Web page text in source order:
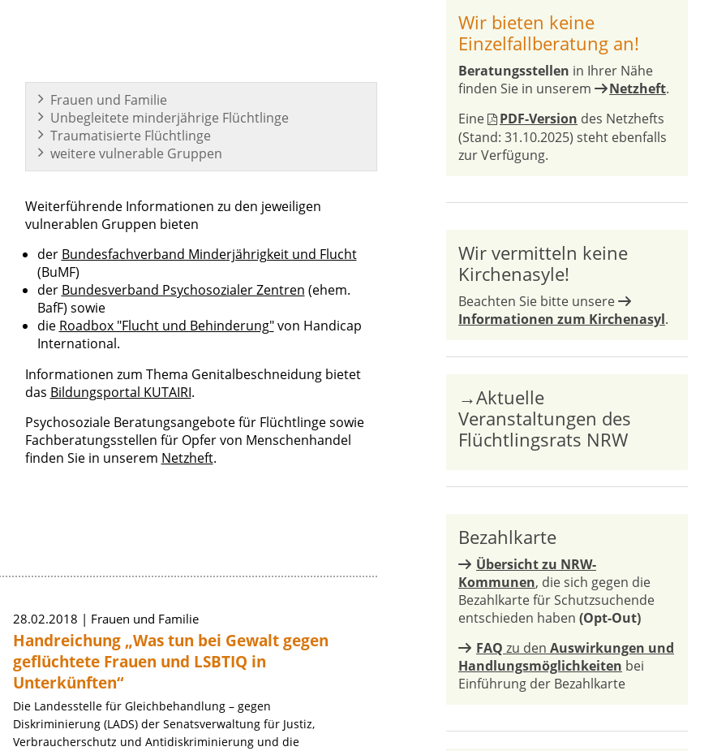
Frauen und Familie
Unbegleitete minderjährige Flüchtlinge
Traumatisierte Flüchtlinge
weitere vulnerable Gruppen
Weiterführende Informationen zu den jeweiligen
vulnerablen Gruppen bieten
der Bundesfachverband Minderjährigkeit und Flucht
(BuMF)
der Bundesverband Psychosozialer Zentren (ehem.
BafF) sowie
die Roadbox "Flucht und Behinderung"von Handicap
International.
Informationen zum Thema Genitalbeschneidung bietet
das Bildungsportal KUTAIRI.
Psychosoziale Beratungsangebote für Flüchtlinge sowie
Fachberatungsstellen für Opfer von Menschenhandel
finden Sie in unserem Netzheft.
28.02.2018 Frauen und Familie
Handreichung „Was tun bei Gewalt gegen
geflüchtete Frauen und LSBTIQ in
Unterkünften“
Die Landesstelle für Gleichbehandlung – gegen
Diskriminierung (LADS) der Senatsverwaltung für Justiz,
Verbraucherschutz und Antidiskriminierung und die
Wir bieten keine
Einzelfallberatung an!
Beratungsstellen in Ihrer Nähe
finden Sie in unserem
Netzheft.
Eine
PDF-Version des Netzhefts
(Stand: 31.10.2025) steht ebenfalls
zur Verfügung.
Wir vermitteln keine
Kirchenasyle!
Beachten Sie bitte unsere
Informationen zum Kirchenasyl.
→Aktuelle
Veranstaltungen des
Flüchtlingsrats NRW
Bezahlkarte
Übersicht zu NRW-
Kommunen, die sich gegen die
Bezahlkarte für Schutzsuchende
entschieden haben (Opt-Out)
FAQ zu den Auswirkungen und
Handlungsmöglichkeiten bei
Einführung der Bezahlkarte